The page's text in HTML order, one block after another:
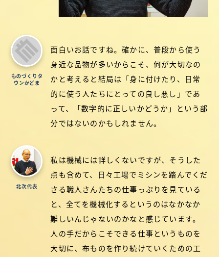
ものづくりタ
ウンかどま
面白いお話ですね。確かに、普段から使う
身近な品物が多いからこそ、何が大切なの
かと考えると結局は「身に付けたり、日常
的に使う人たちにとっての良し悪し」であ
って、「数字的に正しいかどうか」という部
分ではないのかもしれません。
北次代表
私は機械には詳しくないですが、そうした
点も含めて、日々工場でミシンを踏んでくだ
さる職人さんたちの仕事っぷりを見ている
と、全てを機械化するというのはなかなか
難しいんじゃないのかなと感じています。
人の手だからこそできる仕事というものを
大切に、布ものを作り続けていくための工